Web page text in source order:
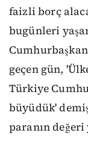
faizli borç
bugünleri
geçen gün,
Türkiye
büyüdük'
paranın değeri